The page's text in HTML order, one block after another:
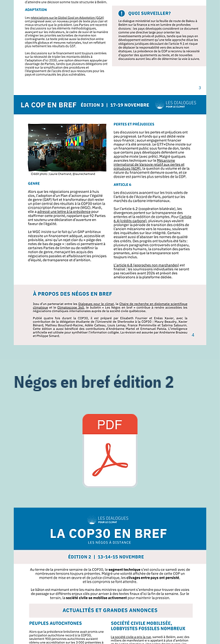
Négos en bref édition 2